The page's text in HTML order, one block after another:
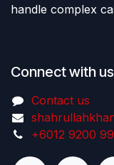
handle complex
Connect with us
Contact us
+6012 9200